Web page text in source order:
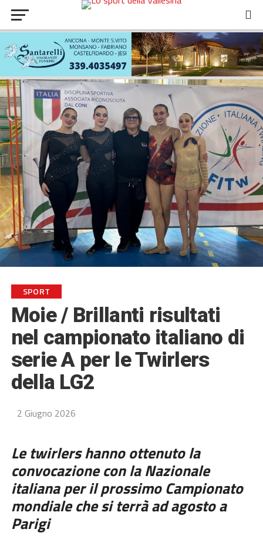
SPORT
Moie / Brillanti risultati
nel campionato italiano di
serie A per le Twirlers
della LG2
2 Giugno 2026
Le twirlers hanno ottenuto la
convocazione con la Nazionale
italiana per il prossimo Campionato
mondiale che si terrà ad agosto a
Parigi